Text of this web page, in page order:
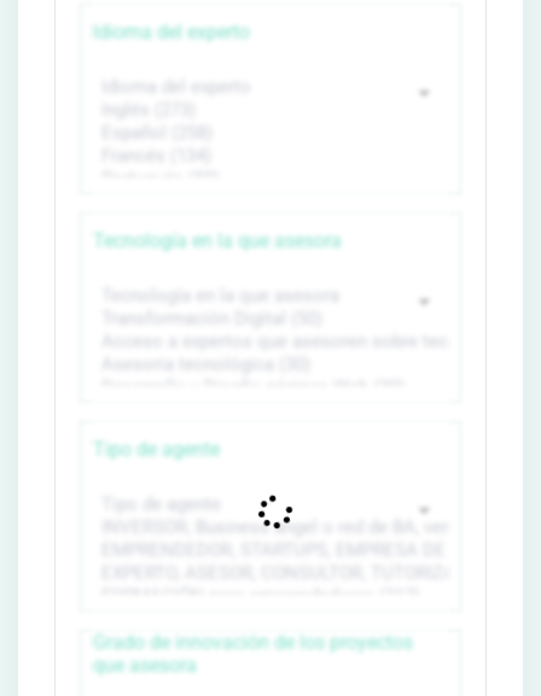
Idioma del experto
Tecnología en la que asesora
Tipo de agente
Grado de innovación de los proyectos
que asesora